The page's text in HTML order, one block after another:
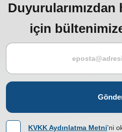
için
KVKK Aydınlatma Metni'ni